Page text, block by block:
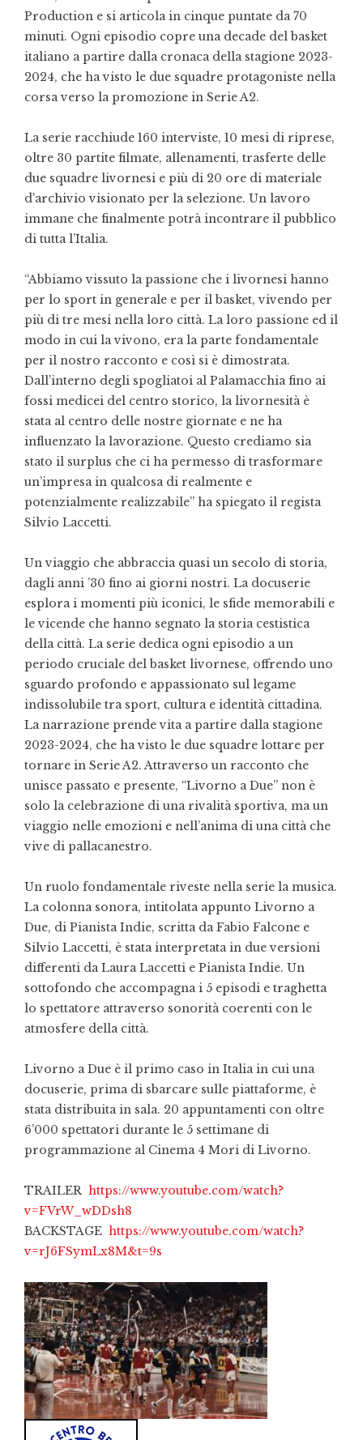
Production e si articola in cinque puntate da 70
minuti. Ogni episodio copre una decade del basket
italiano a partire dalla cronaca della stagione 2023-
2024, che ha visto le due squadre protagoniste nella
corsa verso la promozione in Serie A2.
La serie racchiude 160 interviste, 10 mesi di riprese,
oltre 30 partite filmate, allenamenti, trasferte delle
due squadre livornesi e più di 20 ore di materiale
d’archivio visionato per la selezione. Un lavoro
immane che finalmente potrà incontrare il pubblico
di tutta l’Italia.
“Abbiamo vissuto la passione che i livornesi hanno
per lo sport in generale e per il basket, vivendo per
più di tre mesi nella loro città. La loro passione ed il
modo in cui la vivono, era la parte fondamentale
per il nostro racconto e così si è dimostrata.
Dall’interno degli spogliatoi al Palamacchia fino ai
fossi medicei del centro storico, la livornesità è
stata al centro delle nostre giornate e ne ha
influenzato la lavorazione. Questo crediamo sia
stato il surplus che ci ha permesso di trasformare
un’impresa in qualcosa di realmente e
potenzialmente realizzabile” ha spiegato il regista
Silvio Laccetti.
Un viaggio che abbraccia quasi un secolo di storia,
dagli anni ’30 fino ai giorni nostri. La docuserie
esplora i momenti più iconici, le sfide memorabili e
le vicende che hanno segnato la storia cestistica
della città. La serie dedica ogni episodio a un
periodo cruciale del basket livornese, offrendo uno
sguardo profondo e appassionato sul legame
indissolubile tra sport, cultura e identità cittadina.
La narrazione prende vita a partire dalla stagione
2023-2024, che ha visto le due squadre lottare per
tornare in Serie A2. Attraverso un racconto che
unisce passato e presente, “Livorno a Due” non è
solo la celebrazione di una rivalità sportiva, ma un
viaggio nelle emozioni e nell’anima di una città che
vive di pallacanestro.
Un ruolo fondamentale riveste nella serie la musica.
La colonna sonora, intitolata appunto Livorno a
Due, di Pianista Indie, scritta da Fabio Falcone e
Silvio Laccetti, è stata interpretata in due versioni
differenti da Laura Laccetti e Pianista Indie. Un
sottofondo che accompagna i 5 episodi e traghetta
lo spettatore attraverso sonorità coerenti con le
atmosfere della città.
Livorno a Due è il primo caso in Italia in cui una
docuserie, prima di sbarcare sulle piattaforme, è
stata distribuita in sala. 20 appuntamenti con oltre
6’000 spettatori durante le 5 settimane di
programmazione al Cinema 4 Mori di Livorno.
TRAILER https://www.youtube.com/watch?
v=FVrW_wDDsh8
BACKSTAGE https://www.youtube.com/watch?
v=rJ6FSymLx8M&t=9s